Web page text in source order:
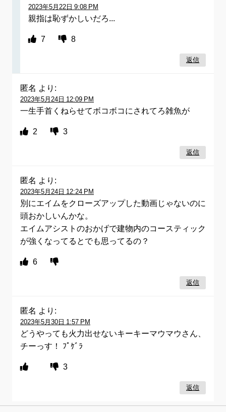
2023年5月22日 9:08 PM
親指は恥ずかしいだろ...
7 8
返信
匿名 より:
2023年5月24日 12:09 PM
一生手首くねらせてボコボコにされてろ雑魚が
2 3
返信
匿名 より:
2023年5月24日 12:24 PM
別にエイムをクローズアップした動画じゃないのに
頭おかしいんかな。
エイムアシストのおかげで建物内のコースティック
が強くなってるとでも思ってるの？
6
返信
匿名 より:
2023年5月30日 1:57 PM
どうやっても火力出せないキーキーマウマウさん、
チーっす！ ﾌﾟｹﾞﾗ
3
返信